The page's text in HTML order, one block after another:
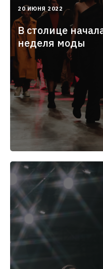
2022-
06-
20 ИЮНЯ 2022
В столице
неделя моды